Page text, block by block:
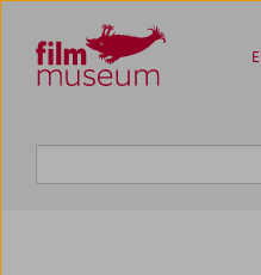
Zum Inhalt
Zum Hauptmenü
Zur Servicenavigation
Zum Suche